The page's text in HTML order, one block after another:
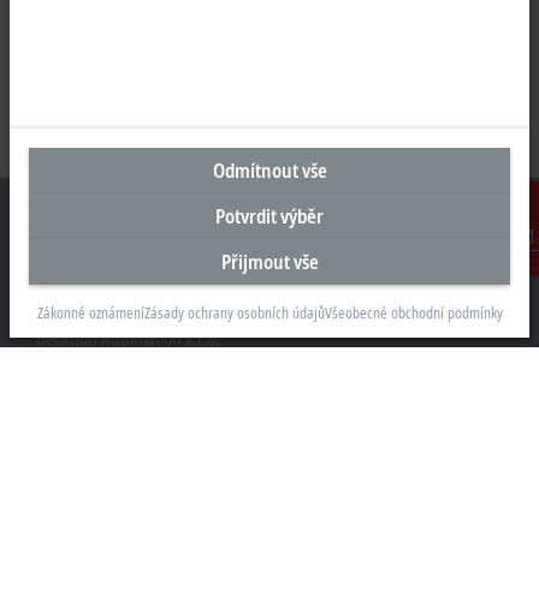
Kontakt
Sídlo Česká republika
Beckhoff Automation s.r.o.
Odmítnout vše
Potvrdit výběr
Přijmout vše
Zákonné oznámeníZásady ochrany osobních údajůVšeobecné obchodní podmínky